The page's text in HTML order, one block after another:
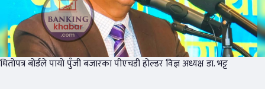
धितोपत्र बोर्डले पायो पुँजी बजारका पीएचडी होल्डर विज्ञ अध्यक्ष डा. भट्ट